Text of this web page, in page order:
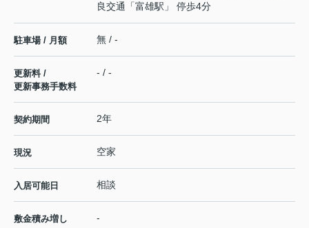
良交通「富雄駅」 停歩4分
駐車場 / 月額 無 / -
更新料 /
更新事務手数料
- / -
契約期間 2年
現況 空家
入居可能日 相談
敷金積み増し -